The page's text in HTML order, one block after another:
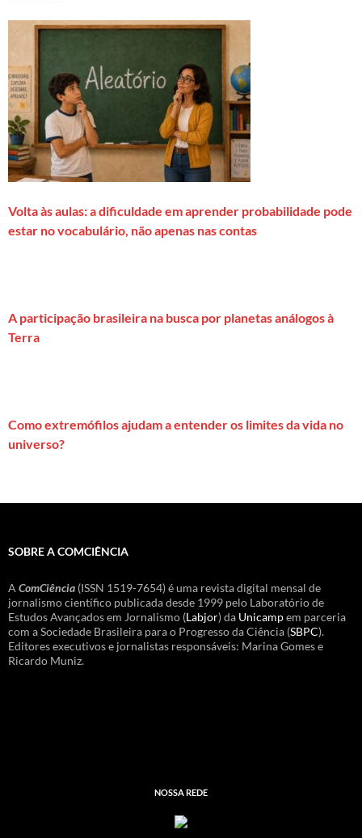
Volta às aulas: a dificuldade em aprender probabilidade pode
estar no vocabulário, não apenas nas contas
A participação brasileira na busca por planetas análogos à
Terra
Como extremófilos ajudam a entender os limites da vida no
universo?
SOBRE A COMCIÊNCIA
A ComCiência (ISSN 1519-7654) é uma revista digital mensal de
jornalismo científico publicada desde 1999 pelo Laboratório de
Estudos Avançados em Jornalismo (Labjor) da Unicampem parceria
com a Sociedade Brasileira para o Progresso da Ciência (SBPC).
Editores executivos e jornalistas responsáveis: Marina Gomes e
Ricardo Muniz.
NOSSA REDE